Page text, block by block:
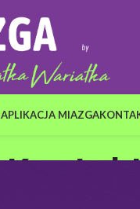
APLIKACJA MIAZGA